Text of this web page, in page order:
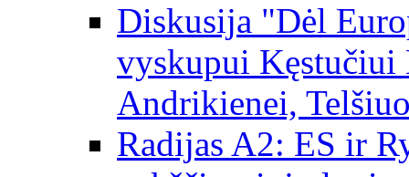
Diskusija "Dėl
vyskupui Kęstučiui
Andrikienei,
Radijas A2: ES ir